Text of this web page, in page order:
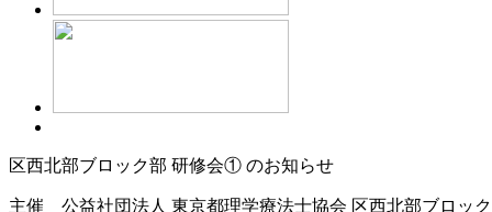
区西北部ブロック部 研修会① のお知らせ
主催 公益社団法人 東京都理学療法士協会 区西北部ブロッ